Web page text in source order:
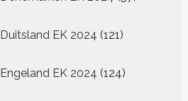
Duitsland EK 2024 121121
Engeland EK 2024 124124